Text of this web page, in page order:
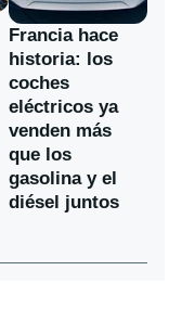
Francia hace
historia: los
coches
eléctricos ya
venden más
que los
gasolina y el
diésel juntos